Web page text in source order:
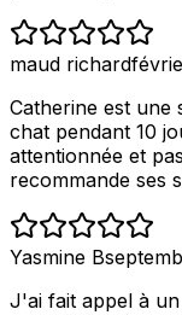
maud richard
Catherine est une
chat pendant 10
attentionnée et
recommande ses
Yasmine B
J'ai fait appel à